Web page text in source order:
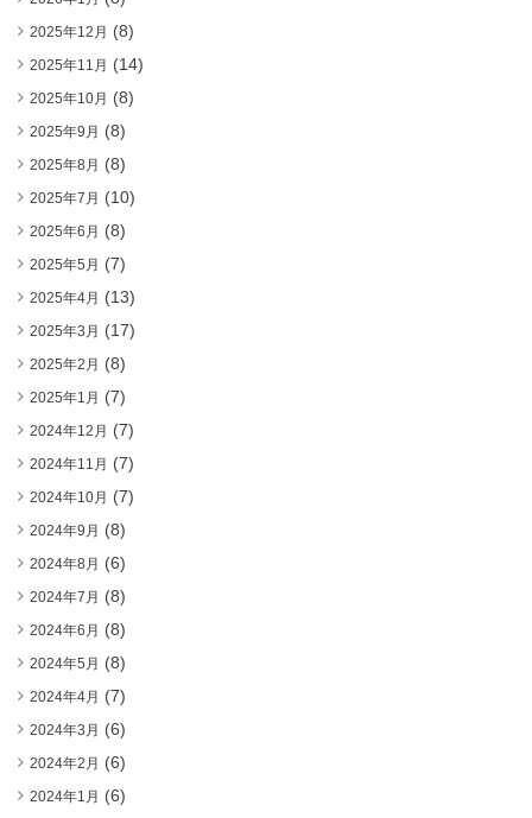
2025年12月 (8)
2025年11月 (14)
2025年10月 (8)
2025年9月 (8)
2025年8月 (8)
2025年7月 (10)
2025年6月 (8)
2025年5月 (7)
2025年4月 (13)
2025年3月 (17)
2025年2月 (8)
2025年1月 (7)
2024年12月 (7)
2024年11月 (7)
2024年10月 (7)
2024年9月 (8)
2024年8月 (6)
2024年7月 (8)
2024年6月 (8)
2024年5月 (8)
2024年4月 (7)
2024年3月 (6)
2024年2月 (6)
2024年1月 (6)